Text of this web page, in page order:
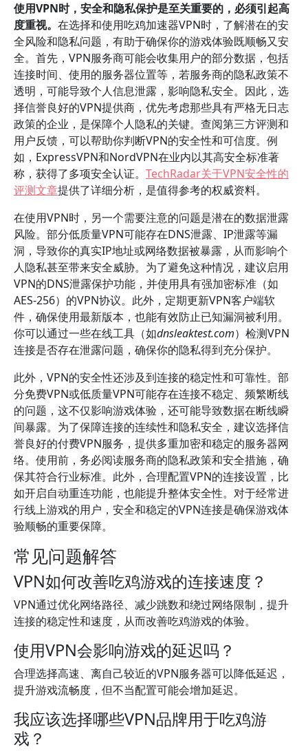
使用VPN时，安全和隐私保护是至关重要的，必须引起高
度重视。 在选择和使用吃鸡加速器VPN时，了解潜在的安
全风险和隐私问题，有助于确保你的游戏体验既顺畅又安
全。首先，VPN服务商可能会收集用户的部分数据，包括
连接时间、使用的服务器位置等，若服务商的隐私政策不
透明，可能导致个人信息泄露，影响隐私安全。因此，选
择信誉良好的VPN提供商，优先考虑那些具有严格无日志
政策的企业，是保障个人隐私的关键。查阅第三方评测和
用户反馈，可以帮助你判断VPN的安全性和可信度。例
如，ExpressVPN和NordVPN在业内以其高安全标准著
称，获得了多项安全认证。 TechRadar关于VPN安全性的
评测文章提供了详细分析，是值得参考的权威资料。
在使用VPN时，另一个需要注意的问题是潜在的数据泄露
风险。部分低质量VPN可能存在DNS泄露、IP泄露等漏
洞，导致你的真实IP地址或网络数据被暴露，从而影响个
人隐私甚至带来安全威胁。为了避免这种情况，建议启用
VPN的DNS泄露保护功能，并使用具有强加密标准（如
AES-256）的VPN协议。此外，定期更新VPN客户端软
件，确保使用最新版本，也能有效防止已知漏洞被利用。
你可以通过一些在线工具（如dnsleaktest.com）检测VPN
连接是否存在泄露问题，确保你的隐私得到充分保护。
此外，VPN的安全性还涉及到连接的稳定性和可靠性。部
分免费VPN或低质量VPN可能存在连接不稳定、频繁断线
的问题，这不仅影响游戏体验，还可能导致数据在断线瞬
间暴露。为了保障连接的连续性和隐私安全，建议选择信
誉良好的付费VPN服务，提供多重加密和稳定的服务器网
络。使用前，务必阅读服务商的隐私政策和安全措施，确
保其符合行业标准。此外，合理配置VPN的连接设置，比
如开启自动重连功能，也能提升整体安全性。对于经常进
行线上游戏的用户，安全和稳定的VPN连接是确保游戏体
验顺畅的重要保障。
常见问题解答
VPN如何改善吃鸡游戏的连接速度？
VPN通过优化网络路径、减少跳数和绕过网络限制，提升
连接的稳定性和速度，从而改善吃鸡游戏的体验。
使用VPN会影响游戏的延迟吗？
合理选择高速、离自己较近的VPN服务器可以降低延迟，
提升游戏流畅度，但不当配置可能会增加延迟。
我应该选择哪些VPN品牌用于吃鸡游
戏？